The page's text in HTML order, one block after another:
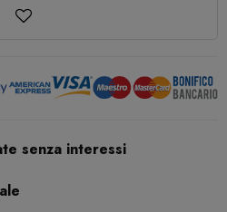
senza interessi